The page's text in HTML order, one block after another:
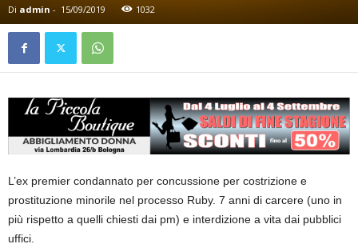
Di admin - 15/09/2019 1032
L’ex premier condannato per concussione per costrizione e
prostituzione minorile nel processo Ruby. 7 anni di carcere (uno in
più rispetto a quelli chiesti dai pm) e interdizione a vita dai pubblici
uffici.